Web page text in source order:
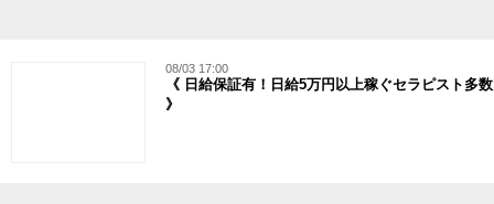
08/03 17:00
《 日給保証有！日給5万円以上稼ぐセラピスト多数
》